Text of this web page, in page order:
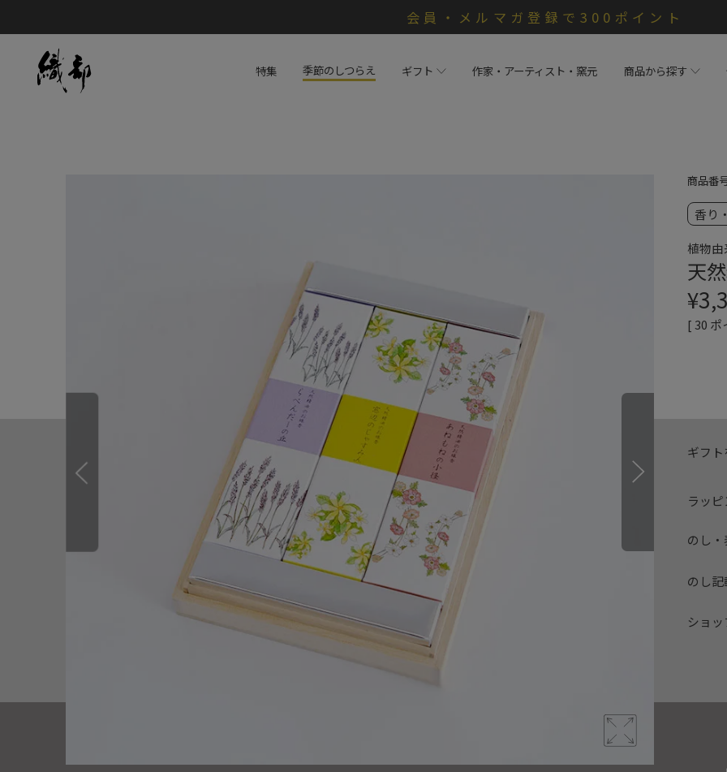
会員・メルマガ登録で300ポイント
特集 季節のしつらえ ギフト 作家・アーティスト・窯元 商品から探す
商品番
香り
植物
天
¥
[30 ポ
ギフ
ラッ
のし・
のし記
ショ